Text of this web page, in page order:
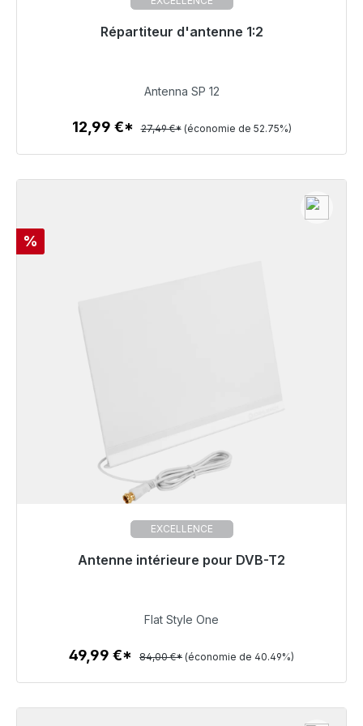
Répartiteur d'antenne 1:2
Prêt à être expédié, délai de livraison 48h*
Détails
Antenna SP 12
12,99 €* 27,49 €* (économie de 52.75%)
Réduction
%
EXCELLENCE
Antenne intérieure pour DVB-T2
Prêt à être expédié, délai de livraison 48h*
Détails
Flat Style One
49,99 €* 84,00 €* (économie de 40.49%)